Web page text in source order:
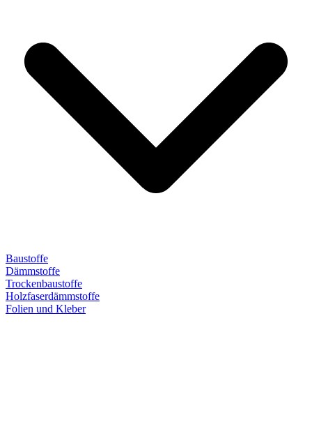
Baustoffe
Dämmstoffe
Trockenbaustoffe
Holzfaserdämmstoffe
Folien und Kleber